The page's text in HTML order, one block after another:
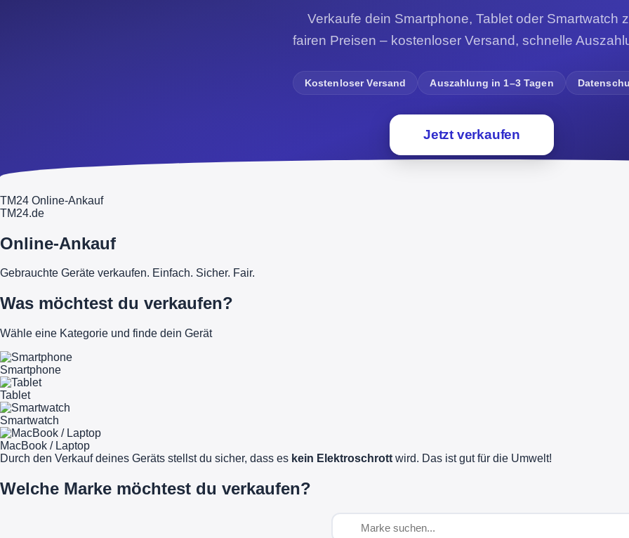
Verkaufe dein Smartphone, Tablet oder Smartwatch
fairen Preisen – kostenloser Versand, schnelle
Kostenloser Versand Auszahlung in 1–3 Tagen
Jetzt verkaufen
TM24 Online-Ankauf
TM24.de
Online-Ankauf
Gebrauchte Geräte verkaufen. Einfach. Sicher. Fair.
Was möchtest du verkaufen?
Wähle eine Kategorie und finde dein Gerät
Smartphone
Tablet
Smartwatch
MacBook / Laptop
Durch den Verkauf deines Geräts stellst du sicher, dass es kein Elektroschrott wird. Das ist gut für die Umwelt!
Welche Marke möchtest du verkaufen?